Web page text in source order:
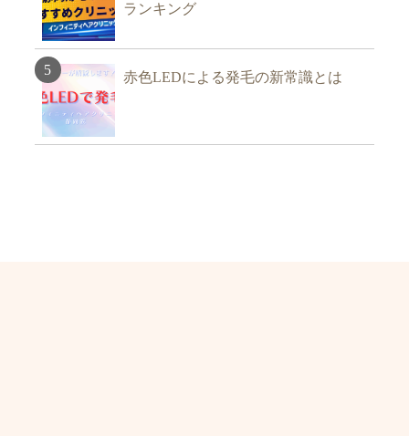
ランキング
赤色LEDによる発毛の新常識とは